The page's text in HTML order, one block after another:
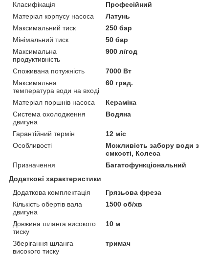
Класифікація
Професійний
Матеріал корпусу насоса
Латунь
Максимальний тиск
250 бар
Мінімальний тиск
50 бар
Максимальна
продуктивність
900 л/год
Споживана потужність
7000 Вт
Максимальна
температура води на вході
60 град.
Матеріал поршнів насоса
Кераміка
Система охолодження
двигуна
Водяна
Гарантійний термін
12 міс
Особливості
Можливість забору води з
ємкості, Колеса
Призначення
Багатофункціональний
Додаткові характеристики
Додаткова комплектація
Грязьова фреза
Кількість обертів вала
двигуна
1500 об/хв
Довжина шланга високого
тиску
10 м
Зберігання шланга
високого тиску
тримач